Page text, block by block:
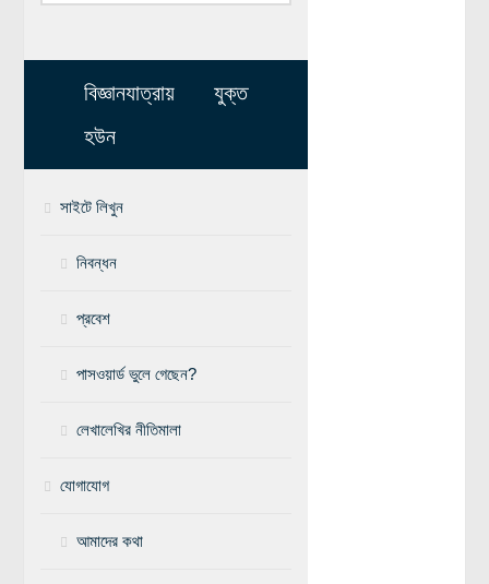
আমাদের সৌরজগৎ
সামাজিক বিজ্ঞান
অর্থনীতি
নৃবিজ্ঞান
বিদেশী বিজ্ঞানী
বিজ্ঞানযাত্রায় যুক্ত
হউন
সাইটে লিখুন
নিবন্ধন
প্রবেশ
পাসওয়ার্ড ভুলে গেছেন?
লেখালেখির নীতিমালা
যোগাযোগ
আমাদের কথা